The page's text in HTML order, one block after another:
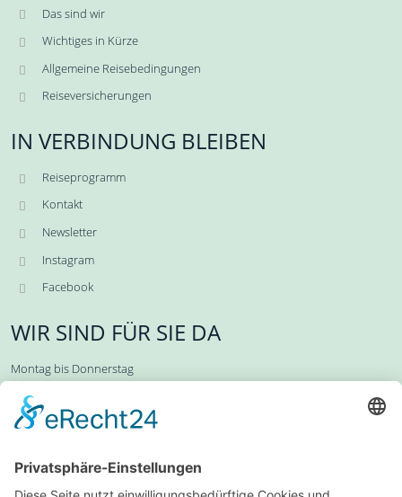
Das sind wir
Wichtiges in Kürze
Allgemeine Reisebedingungen
Reiseversicherungen
IN VERBINDUNG BLEIBEN
Reiseprogramm
Kontakt
Newsletter
Instagram
Facebook
WIR SIND FÜR SIE DA
Montag bis Donnerstag
10:00 Uhr bis 15:00 Uhr
Freitag
Zentrale:0711-619 25 0
Alle Ansprechpartner*innen